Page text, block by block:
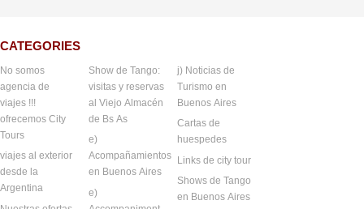
CATEGORIES
No somos
agencia de
viajes !!!
ofrecemos City
Tours
viajes al exterior
desde la
Argentina
Show de Tango:
visitas y reservas
al Viejo Almacén
de Bs As
e)
Acompañamientos
en Buenos Aires
e)
j) Noticias de
Turismo en
Buenos Aires
Cartas de
huespedes
Links de city tour
Shows de Tango
en Buenos Aires